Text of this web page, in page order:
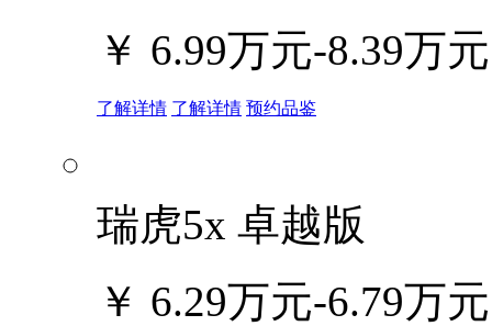
￥ 6.99万元-8.39万元
了解详情 了解详情 预约品鉴
瑞虎5x 卓越版
￥ 6.29万元-6.79万元